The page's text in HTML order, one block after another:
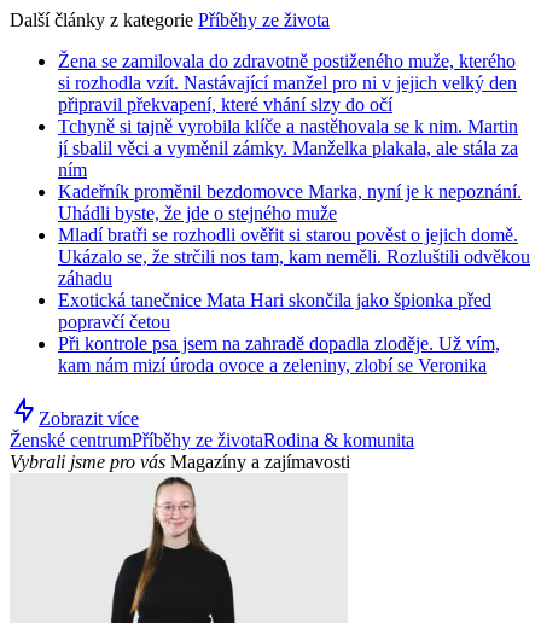
Další články z kategorie Příběhy ze života
Žena se zamilovala do zdravotně postiženého muže, kterého
si rozhodla vzít. Nastávající manžel pro ni v jejich velký den
připravil překvapení, které vhání slzy do očí
Tchyně si tajně vyrobila klíče a nastěhovala se k nim. Martin
jí sbalil věci a vyměnil zámky. Manželka plakala, ale stála za
ním
Kadeřník proměnil bezdomovce Marka, nyní je k nepoznání.
Uhádli byste, že jde o stejného muže
Mladí bratři se rozhodli ověřit si starou pověst o jejich domě.
Ukázalo se, že strčili nos tam, kam neměli. Rozluštili odvěkou
záhadu
Exotická tanečnice Mata Hari skončila jako špionka před
popravčí četou
Při kontrole psa jsem na zahradě dopadla zloděje. Už vím,
kam nám mizí úroda ovoce a zeleniny, zlobí se Veronika
Zobrazit více
Ženské centrumPříběhy ze životaRodina & komunita
Vybrali jsme pro vás Magazíny a zajímavosti